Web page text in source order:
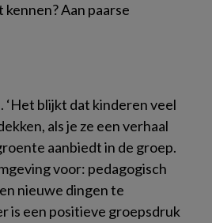
Aan paarse
‘Het blijkt dat kinderen veel
als je ze een verhaal
aanbiedt in de groep.
voor: pedagogisch
nieuwe dingen te
is een positieve groepsdruk